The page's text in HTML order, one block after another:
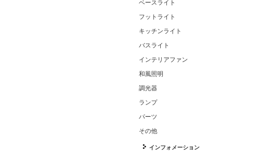
ベースライト
フットライト
キッチンライト
バスライト
インテリアファン
和風照明
調光器
ランプ
パーツ
その他
インフォメーション